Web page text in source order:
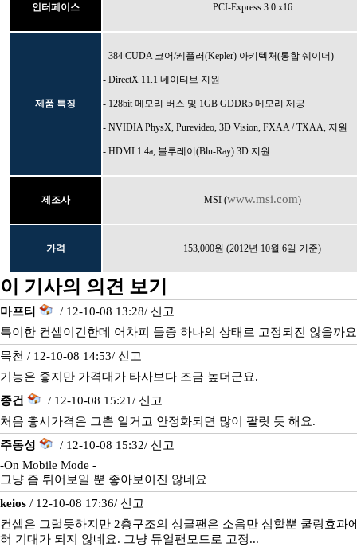
인터페이스 PCI-Express 3.0 x16
제품 특징
- 384 CUDA 코어/케플러(Kepler) 아키텍처(통합 쉐이더)
- DirectX 11.1 네이티브 지원
- 128bit 메모리 버스 및 1GB GDDR5 메모리 제공
- NVIDIA PhysX, Purevideo, 3D Vision, FXAA / TXAA, 지원
- HDMI 1.4a, 블루레이(Blu-Ray) 3D 지원
제조사 MSI (www.msi.com)
가격 153,000원 (2012년 10월 6일 기준)
이 기사의 의견 보기
마프티 / 12-10-08 13:28/ 신고
특이한 컨셉이긴한데 어차피 둘중 하나의 상태로 고정되진 않을까
묵천 / 12-10-08 14:53/ 신고
기능은 좋지만 가격대가 타사보다 조금 높더군요.
종건
/ 12-10-08 15:21/ 신고
처음 춯시가격은 그뿐 일거고 안정화되면 많이 팔릿 듯 해요.
주동성
/ 12-10-08 15:32/ 신고
-On Mobile Mode -
그냥 좀 튀어보일 뿐 좋아보이진 않네요
keios / 12-10-08 17:36/ 신고
컨셉은 그럴듯하지만 2층구조의 싱글팬은 소음만 심할뿐 쿨링효과
혀 기대가 되지 않네요. 그냥 듀얼팬모드로 고정...